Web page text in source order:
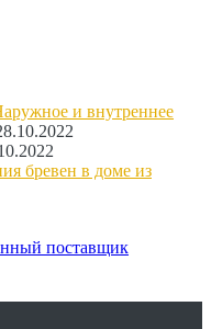
и внутреннее
бревен в доме из